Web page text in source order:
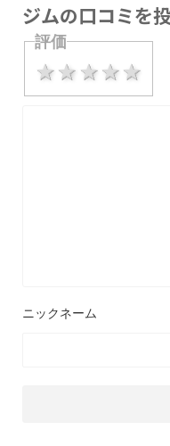
ジムの口コミを
評価
4
3 stars
2 stars
1 star